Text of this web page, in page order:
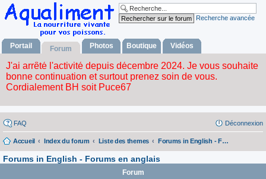
Recherche avancée
Portail Forum Photos Boutique Vidéos
FAQ Déconnexion
Accueil Index du forum Liste des themes Forums in English - Forums en anglais
Forums in English - Forums en anglais
Forum